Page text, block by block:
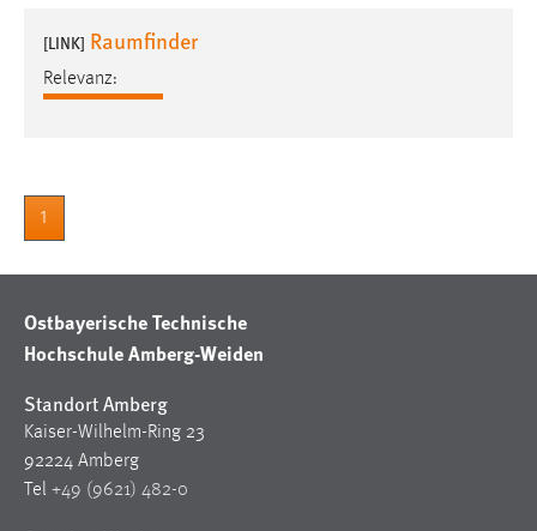
[LINK] Raumfinder
Relevanz:
1
Ostbayerische Technische
Hochschule Amberg-Weiden
Standort Amberg
Kaiser-Wilhelm-Ring 23
92224 Amberg
Tel +49 (9621) 482-0
Performance
Sprachpräferenz
site-language-preference
Zweck:
Das Cookie speichert die gewählte Sprache der Website.